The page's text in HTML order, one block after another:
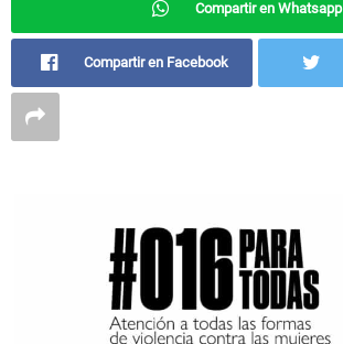
Compartir en Whatsapp
Compartir en Facebook